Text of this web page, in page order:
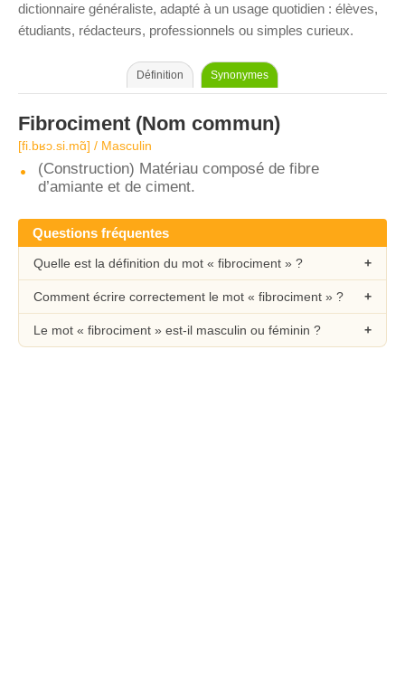
dictionnaire généraliste, adapté à un usage quotidien : élèves,
étudiants, rédacteurs, professionnels ou simples curieux.
Définition Synonymes
Fibrociment (Nom commun)
[fi.bʁɔ.si.mɑ̃] / Masculin
(Construction) Matériau composé de fibre
d’amiante et de ciment.
Questions fréquentes
Quelle est la définition du mot « fibrociment » ?
Comment écrire correctement le mot « fibrociment » ?
Le mot « fibrociment » est-il masculin ou féminin ?